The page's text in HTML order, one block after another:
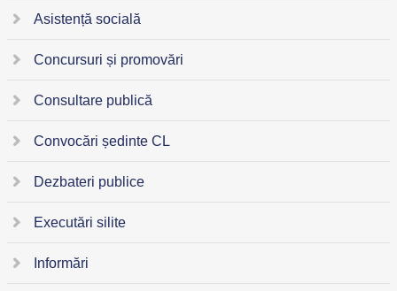
Asistență socială
Concursuri și promovări
Consultare publică
Convocări ședinte CL
Dezbateri publice
Executări silite
Informări